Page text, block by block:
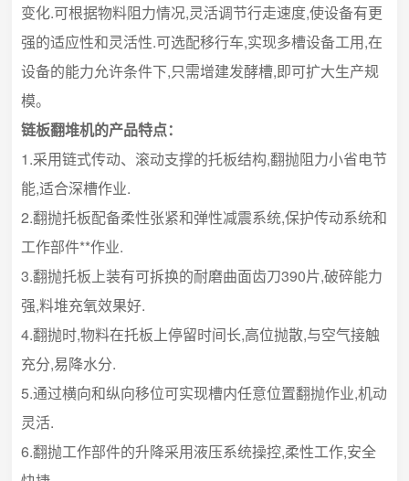
变化.可根据物料阻力情况,灵活调节行走速度,使设备有更
强的适应性和灵活性.可选配移行车,实现多槽设备工用,在
设备的能力允许条件下,只需增建发酵槽,即可扩大生产规
模。
链板翻堆机的产品特点：
1.采用链式传动、滚动支撑的托板结构,翻抛阻力小省电节
能,适合深槽作业.
2.翻抛托板配备柔性张紧和弹性减震系统,保护传动系统和
工作部件**作业.
3.翻抛托板上装有可拆换的耐磨曲面齿刀390片,破碎能力
强,料堆充氧效果好.
4.翻抛时,物料在托板上停留时间长,高位抛散,与空气接触
充分,易降水分.
5.通过横向和纵向移位可实现槽内任意位置翻抛作业,机动
灵活.
6.翻抛工作部件的升降采用液压系统操控,柔性工作,安全